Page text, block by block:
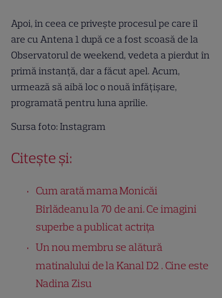
Apoi, în ceea ce privește procesul pe care îl
are cu Antena 1 după ce a fost scoasă de la
Observatorul de weekend, vedeta a pierdut în
primă instanță, dar a făcut apel. Acum,
urmează să aibă loc o nouă înfățișare,
programată pentru luna aprilie.
Sursa foto: Instagram
Citește și:
Cum arată mama Monicăi
Bîrlădeanu la 70 de ani. Ce imagini
superbe a publicat actrița
Un nou membru se alătură
matinalului de la Kanal D2 . Cine este
Nadina Zisu